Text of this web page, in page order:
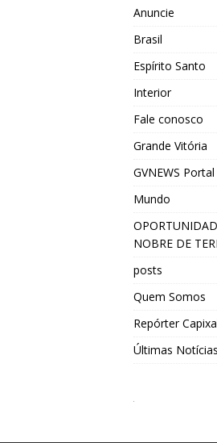
Anuncie
Brasil
Espírito Santo
Interior
Fale conosco
Grande Vitória
GVNEWS Portal
Mundo
NOBRE DE
posts
Quem Somos
Repórter
Últimas Notícias